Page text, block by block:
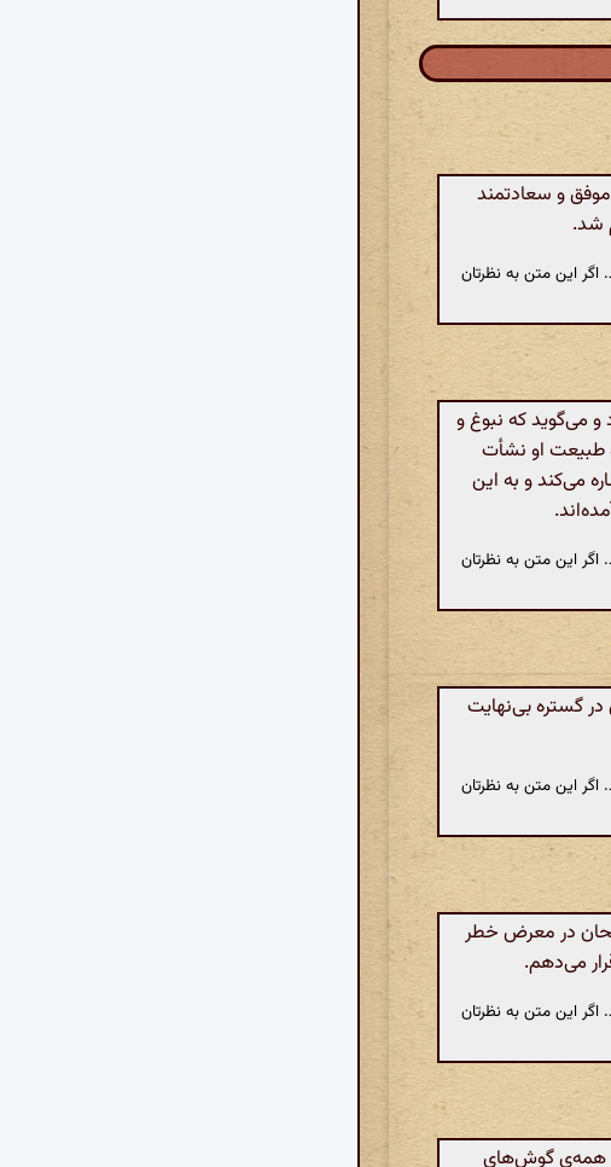
و سعادتمند
شد.
این متن به نظرتان
و می‌گوید که نبوغ و
طبیعت او نشأت
می‌کند و به این
این متن به نظرتان
گستره بی‌نهایت
این متن به نظرتان
در معرض خطر
می‌دهم.
این متن به نظرتان
همه‌ی گوش‌های